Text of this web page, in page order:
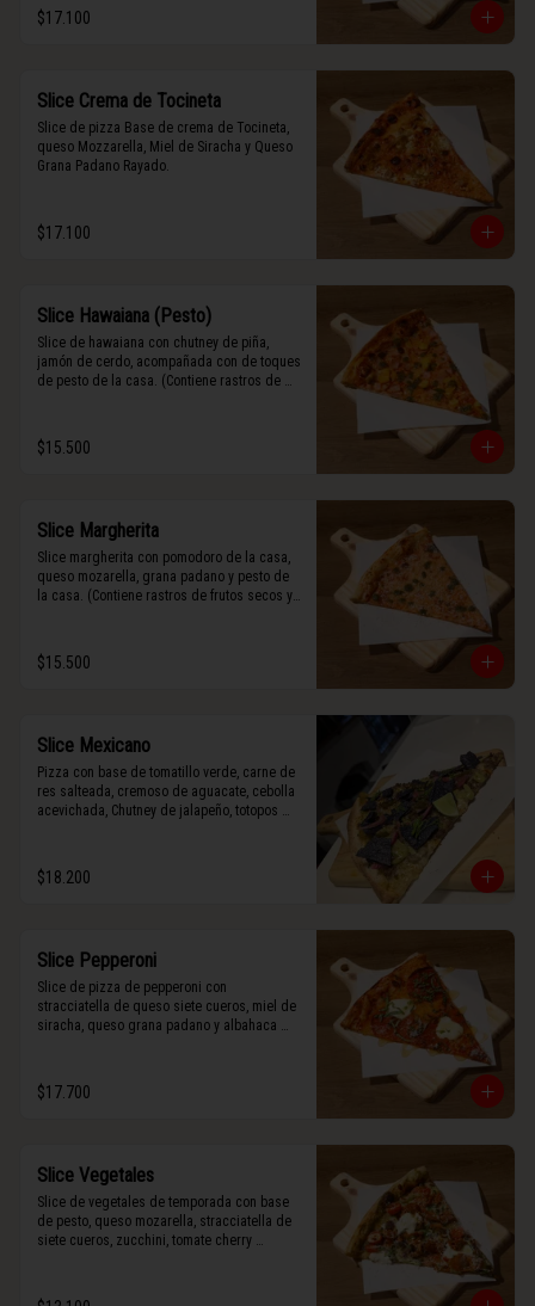
$17.100
Slice Crema de Tocineta
Slice de pizza Base de crema de Tocineta,
queso Mozzarella, Miel de Siracha y Queso
Grana Padano Rayado.
$17.100
Slice Hawaiana (Pesto)
Slice de hawaiana con chutney de piña,
jamón de cerdo, acompañada con de toques
de pesto de la casa. (Contiene rastros de
$15.500
Slice Margherita
Slice margherita con pomodoro de la casa,
queso mozarella, grana padano y pesto de
la casa. (Contiene rastros de frutos secos y
$15.500
Slice Mexicano
Pizza con base de tomatillo verde, carne de
res salteada, cremoso de aguacate, cebolla
acevichada, Chutney de jalapeño, totopos
$18.200
Slice Pepperoni
Slice de pizza de pepperoni con
stracciatella de queso siete cueros, miel de
siracha, queso grana padano y albahaca
$17.700
Slice Vegetales
Slice de vegetales de temporada con base
de pesto, queso mozarella, stracciatella de
siete cueros, zucchini, tomate cherry
fresca.